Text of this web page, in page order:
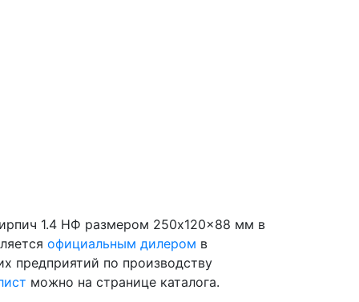
1.4 НФ размером 250x120x88 мм в
официальным дилером в
предприятий по производству
можно на странице каталога.